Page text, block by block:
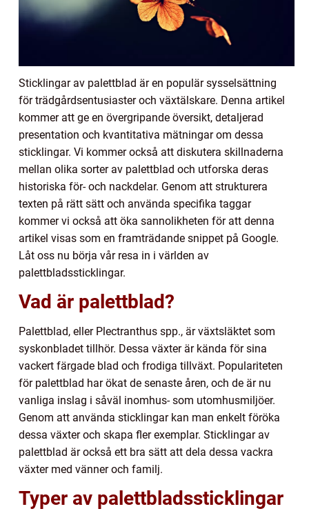
Sticklingar av palettblad är en populär sysselsättning
för trädgårdsentusiaster och växtälskare. Denna artikel
kommer att ge en övergripande översikt, detaljerad
presentation och kvantitativa mätningar om dessa
sticklingar. Vi kommer också att diskutera skillnaderna
mellan olika sorter av palettblad och utforska deras
historiska för- och nackdelar. Genom att strukturera
texten på rätt sätt och använda specifika taggar
kommer vi också att öka sannolikheten för att denna
artikel visas som en framträdande snippet på Google.
Låt oss nu börja vår resa in i världen av
palettbladssticklingar.
Vad är palettblad?
Palettblad, eller Plectranthus spp., är växtsläktet som
syskonbladet tillhör. Dessa växter är kända för sina
vackert färgade blad och frodiga tillväxt. Populariteten
för palettblad har ökat de senaste åren, och de är nu
vanliga inslag i såväl inomhus- som utomhusmiljöer.
Genom att använda sticklingar kan man enkelt föröka
dessa växter och skapa fler exemplar. Sticklingar av
palettblad är också ett bra sätt att dela dessa vackra
växter med vänner och familj.
Typer av palettbladssticklingar